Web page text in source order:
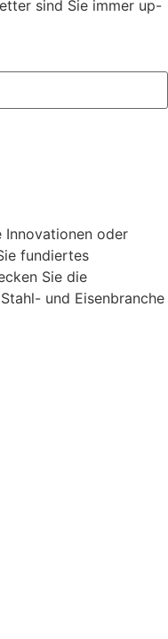
sind Sie immer up-
Innovationen oder
fundiertes
Sie die
und Eisenbranche